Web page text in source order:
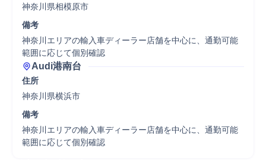
神奈川県相模原市
備考
神奈川エリアの輸入車ディーラー店舗を中心に、通勤可能
範囲に応じて個別確認
Audi港南台
住所
神奈川県横浜市
備考
神奈川エリアの輸入車ディーラー店舗を中心に、通勤可能
範囲に応じて個別確認